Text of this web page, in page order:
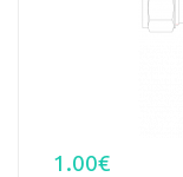
1.00€